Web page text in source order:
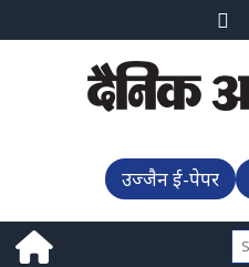
to
उज्जैन ई-पेपर